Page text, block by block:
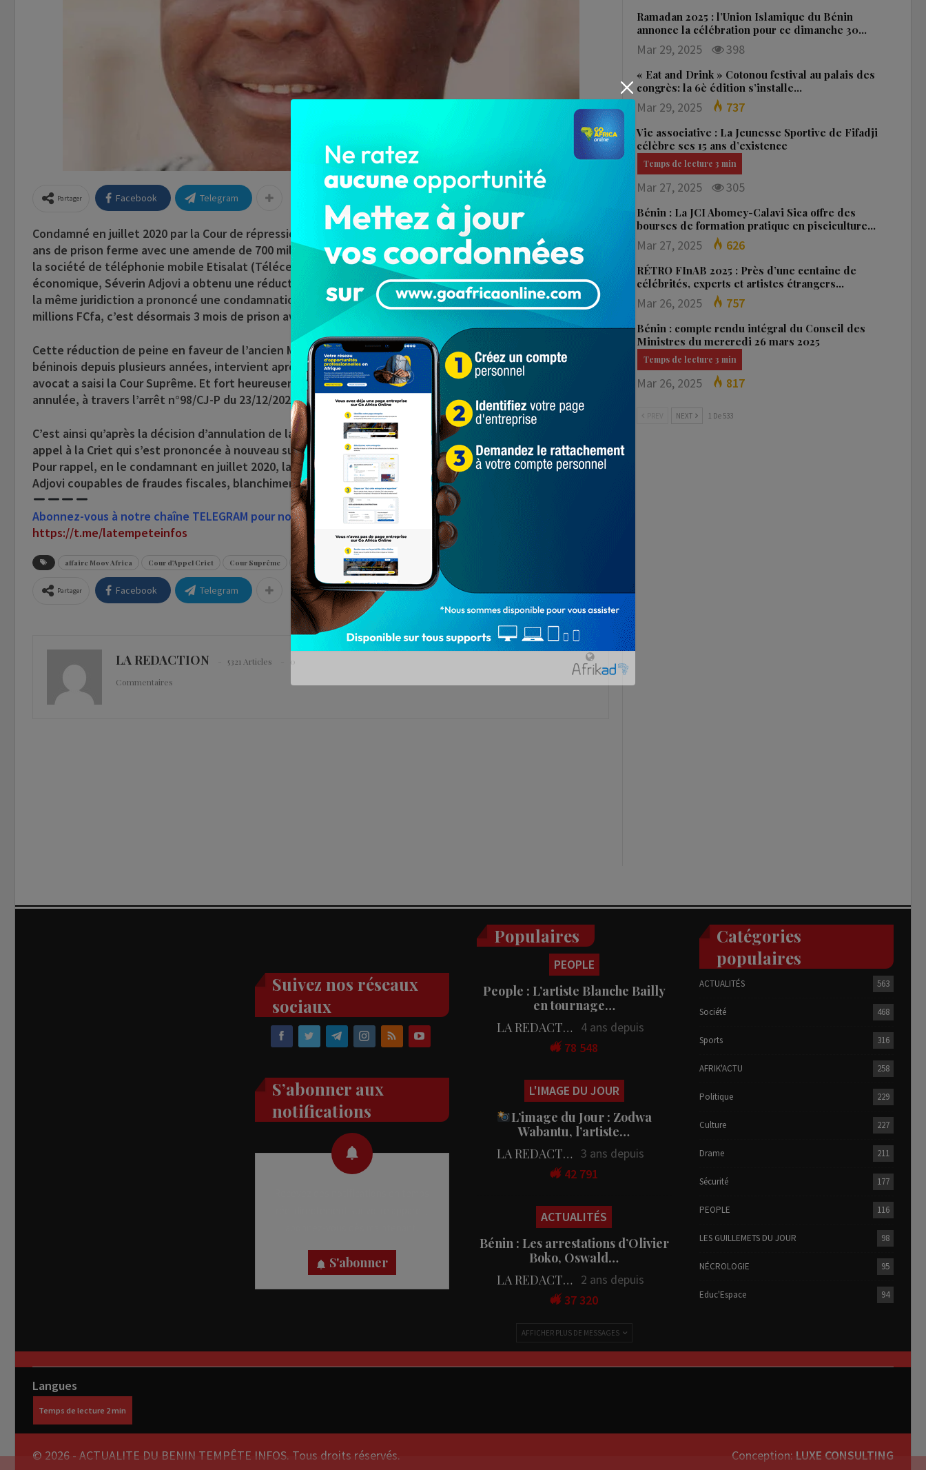
Partager Facebook Telegram
Condamné en juillet 2020 par la Cour de répression des infractions économiques et du terrorisme (Criet) à 7
ans de prison ferme avec une amende de 700 millions F Cfa, dans le dossier qui l’oppose à l’État béninois et
la société de téléphonie mobile Etisalat (Télécel Bénin), l’ancien Maire de Ouidah et opérateur
économique, Séverin Adjovi a obtenu une réduction de peine. Ce lundi 23 octobre 2023, la Cour d’appel de
la même juridiction a prononcé une condamnation contre lui par rapport au même dossier. Et de 7 ans +700
millions FCfa, c’est désormais 3 mois de prison avec sursis + une amende de 2 millions F Cfa.
Cette réduction de peine en faveur de l’ancien Maire de la cité touristique du Bénin qui a quitté le territoire
béninois depuis plusieurs années, intervient après un échec de son premier appel en 2021. Cependant, son
avocat a saisi la Cour Suprême. Et fort heureusement, la décision de condamnation de la Criet a été
annulée, à travers l’arrêt n°98/CJ-P du 23/12/2022, rapporte Banouto.
C’est ainsi qu’après la décision d’annulation de la Cour suprême, le dossier a été renvoyé de nouveau en
appel à la Criet qui s’est prononcée à nouveau sur le dossier ce lundi 23 octobre.
Pour rappel, en le condamnant en juillet 2020, la chambre de jugement de la Criet avait reconnu Séverin
Adjovi coupables de fraudes fiscales, blanchiments de capitaux et escroquerie.
Abonnez-vous à notre chaîne TELEGRAM pour nous suivre 24h/24, en cliquant ici
https://t.me/latempeteinfos
affaire Moov Africa Cour d'Appel Criet Cour Suprême Criet Etisalat Bénin Moov Africa
2 344
Partager Facebook Telegram
LA REDACTION 5321 Articles
0
Commentaires
Ramadan 2025 : l’Union Islamique du Bénin
annonce la célébration pour ce dimanche 30…
Mar 29, 2025 398
« Eat and Drink » Cotonou festival au palais des
congrès: la 6è édition s’installe…
Mar 29, 2025 737
Vie associative : La Jeunesse Sportive de Fifadji
célèbre ses 15 ans d’existence
Mar 27, 2025 305
Bénin : La JCI Abomey-Calavi Sica offre des
bourses de formation pratique en pisciculture…
Mar 27, 2025 626
RÉTRO FInAB 2025 : Près d’une centaine de
célébrités, experts et artistes étrangers…
Mar 26, 2025 757
Bénin : compte rendu intégral du Conseil des
Ministres du mercredi 26 mars 2025
Mar 26, 2025 817
NEXT 1 De 533
Suivez nos réseaux
sociaux
S’abonner aux
notifications
S'abonner
Populaires
PEOPLE
People : L’artiste Blanche Bailly
en tournage…
LA REDACTION
4 ans depuis
78 548
L'IMAGE DU JOUR
L’image du Jour : Zodwa
Wabantu, l’artiste…
LA REDACTION 3 ans depuis
42 791
ACTUALITÉS
Bénin : Les arrestations d’Olivier
Boko, Oswald…
LA REDACTION
2 ans depuis
37 320
AFFICHER PLUS DE MESSAGES
Catégories
populaires
ACTUALITÉS 563
Société 468
Sports 316
AFRIK'ACTU 258
Politique 229
Culture 227
Drame 211
Sécurité 177
PEOPLE 116
LES GUILLEMETS DU JOUR 98
NÉCROLOGIE 95
Educ'Espace 94
Langues
© 2026 - ACTUALITE DU BENIN TEMPÊTE INFOS. Tous droits réservés. Conception: LUXE CONSULTING